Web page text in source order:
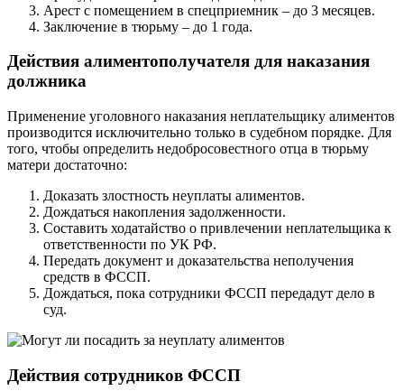
Арест с помещением в спецприемник – до 3 месяцев.
Заключение в тюрьму – до 1 года.
Действия алиментополучателя для наказания
должника
Применение уголовного наказания неплательщику алиментов
производится исключительно только в судебном порядке. Для
того, чтобы определить недобросовестного отца в тюрьму
матери достаточно:
Доказать злостность неуплаты алиментов.
Дождаться накопления задолженности.
Составить ходатайство о привлечении неплательщика к
ответственности по УК РФ.
Передать документ и доказательства неполучения
средств в ФССП.
Дождаться, пока сотрудники ФССП передадут дело в
суд.
Действия сотрудников ФССП